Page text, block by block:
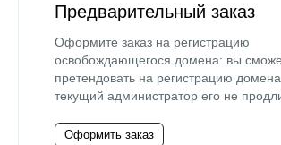
Предварительный заказ
Оформите заказ на регистрацию
освобождающегося домена: вы
претендовать на регистрацию
текущий администратор его не
Оформить заказ